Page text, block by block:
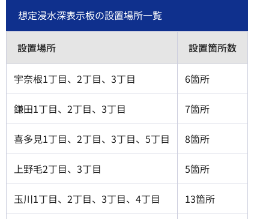
想定浸水深表示板の設置場所一覧
設置場所 設置箇所数
宇奈根1丁目、2丁目、3丁目 6箇所
鎌田1丁目、2丁目、3丁目 7箇所
喜多見1丁目、2丁目、3丁目、5丁目 8箇所
上野毛2丁目、3丁目 5箇所
玉川1丁目、2丁目、3丁目、4丁目 13箇所